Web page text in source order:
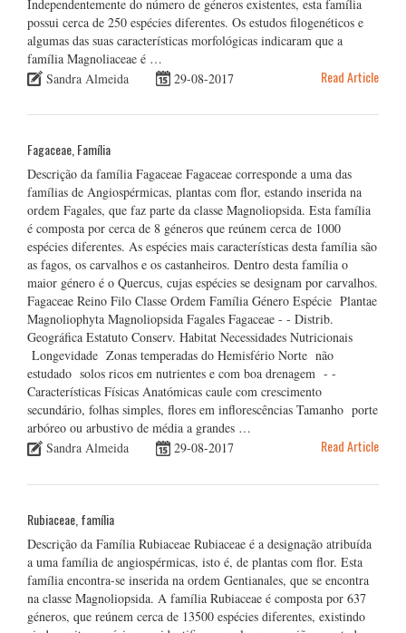
Independentemente do número de géneros existentes, esta família
possui cerca de 250 espécies diferentes. Os estudos filogenéticos e
algumas das suas características morfológicas indicaram que a
família Magnoliaceae é …
Sandra Almeida
29-08-2017 Read Article
Fagaceae, Família
Descrição da família Fagaceae Fagaceae corresponde a uma das
famílias de Angiospérmicas, plantas com flor, estando inserida na
ordem Fagales, que faz parte da classe Magnoliopsida. Esta família
é composta por cerca de 8 géneros que reúnem cerca de 1000
espécies diferentes. As espécies mais características desta família são
as fagos, os carvalhos e os castanheiros. Dentro desta família o
maior género é o Quercus, cujas espécies se designam por carvalhos.
Fagaceae Reino Filo Classe Ordem Família Género Espécie Plantae
Magnoliophyta Magnoliopsida Fagales Fagaceae - - Distrib.
Geográfica Estatuto Conserv. Habitat Necessidades Nutricionais
Longevidade Zonas temperadas do Hemisfério Norte não
estudado solos ricos em nutrientes e com boa drenagem - -
Características Físicas Anatómicas caule com crescimento
secundário, folhas simples, flores em inflorescências Tamanho porte
arbóreo ou arbustivo de média a grandes …
Sandra Almeida
29-08-2017 Read Article
Rubiaceae, família
Descrição da Família Rubiaceae Rubiaceae é a designação atribuída
a uma família de angiospérmicas, isto é, de plantas com flor. Esta
família encontra-se inserida na ordem Gentianales, que se encontra
na classe Magnoliopsida. A família Rubiaceae é composta por 637
géneros, que reúnem cerca de 13500 espécies diferentes, existindo